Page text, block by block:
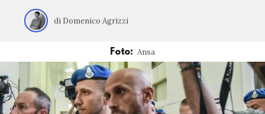
di Domenico Agrizzi
Foto: Ansa